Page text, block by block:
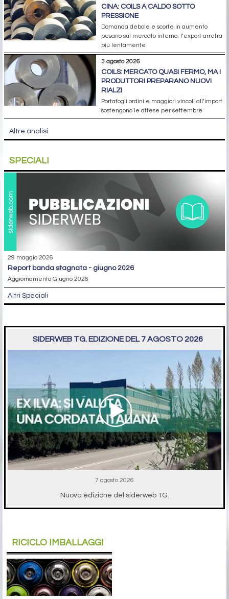
CINA: COILS A CALDO SOTTO
PRESSIONE
Domanda debole e scorte in aumento
pesano sul mercato interno; l’export arretra
più lentamente
3 agosto 2026
COILS: MERCATO QUASI FERMO, MA I
PRODUTTORI PREPARANO NUOVI
RIALZI
Portafogli ordini e maggiori vincoli all’import
sostengono le attese per settembre
Altre analisi
SPECIALI
29 maggio 2026
report banda stagnata - giugno 2026
Aggiornamento Giugno 2026
Altri Speciali
SIDERWEB TG. EDIZIONE DEL 7 AGOSTO 2026
7 agosto 2026
Nuova edizione del siderweb TG.
RICICLO IMBALLAGGI